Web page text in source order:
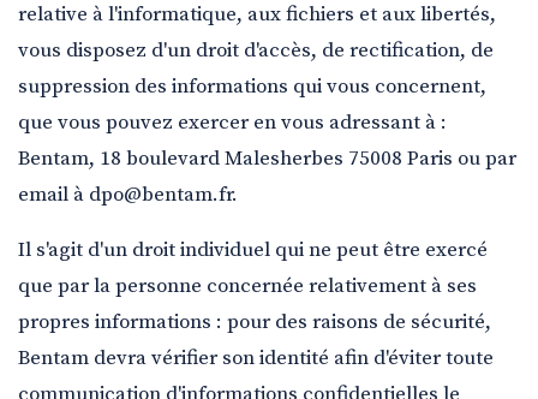
relative à l'informatique, aux fichiers et aux libertés,
vous disposez d'un droit d'accès, de rectification, de
suppression des informations qui vous concernent,
que vous pouvez exercer en vous adressant à :
Bentam, 18 boulevard Malesherbes 75008 Paris ou par
email à dpo@bentam.fr.
Il s'agit d'un droit individuel qui ne peut être exercé
que par la personne concernée relativement à ses
propres informations : pour des raisons de sécurité,
Bentam devra vérifier son identité afin d'éviter toute